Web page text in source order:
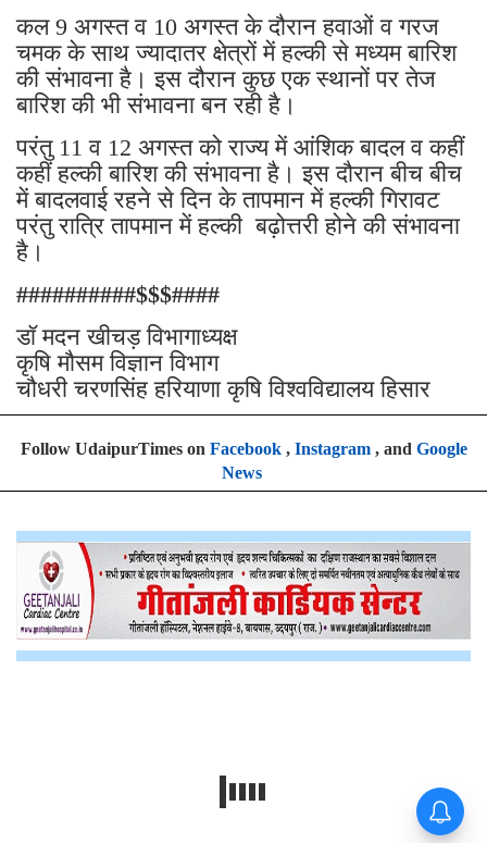
कल 9 अगस्त व 10 अगस्त के दौरान हवाओं व गरज
चमक के साथ ज्यादातर क्षेत्रों में हल्की से मध्यम बारिश
की संभावना है। इस दौरान कुछ एक स्थानों पर तेज
बारिश की भी संभावना बन रही है।
परंतु 11 व 12 अगस्त को राज्य में आंशिक बादल व कहीं
कहीं हल्की बारिश की संभावना है। इस दौरान बीच बीच
में बादलवाई रहने से दिन के तापमान में हल्की गिरावट
परंतु रात्रि तापमान में हल्की बढ़ोत्तरी होने की संभावना
है।
##########$$$####
डॉ मदन खीचड़ विभागाध्यक्ष
कृषि मौसम विज्ञान विभाग
चौधरी चरणसिंह हरियाणा कृषि विश्वविद्यालय हिसार
Follow UdaipurTimes on Facebook, Instagram, and Google
News